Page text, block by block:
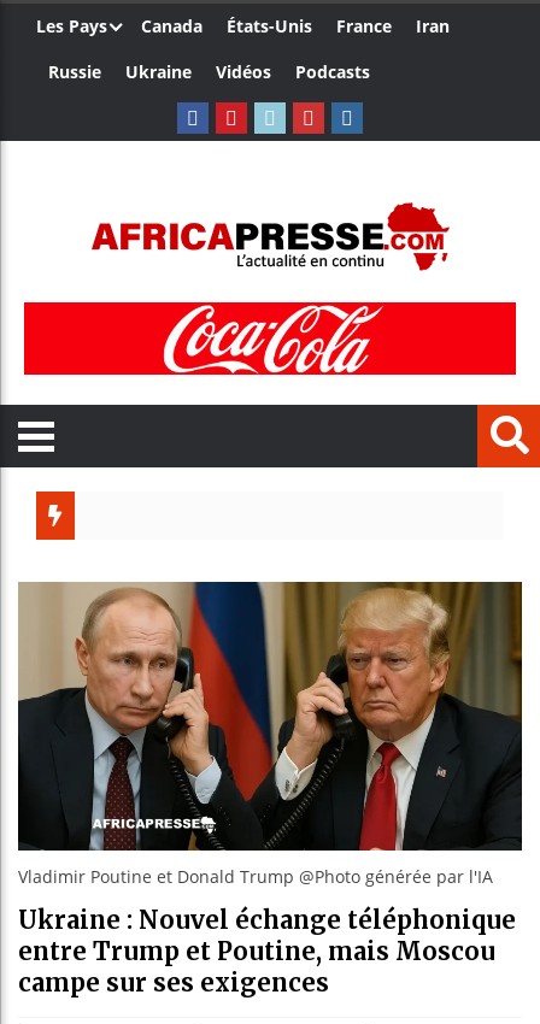
Les Pays Canada États-Unis France
Iran
Russie
Ukraine Vidéos Podcasts
Bénin
Vladimir Poutine et Donald Trump @Photo générée par l'IA
Ukraine : Nouvel échange téléphonique
entre Trump et Poutine, mais Moscou
campe sur ses exigences